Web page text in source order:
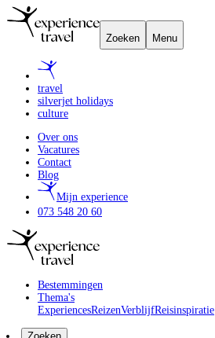
Zoeken Menu
travel
silverjet holidays
culture
Over ons
Vacatures
Contact
Blog
Mijn experience
073 548 20 60
Bestemmingen
Thema's
ExperiencesReizenVerblijfReisinspiratie